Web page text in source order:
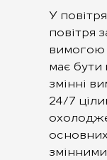
У
повітря
вимогою
має бути
змінні
24/7